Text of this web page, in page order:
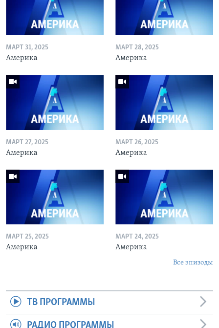
МАРТ 31, 2025
Америка
МАРТ 28, 2025
Америка
МАРТ 27, 2025
Америка
МАРТ 26, 2025
Америка
МАРТ 25, 2025
Америка
МАРТ 24, 2025
Америка
Все эпизоды
ТВ ПРОГРАММЫ
РАДИО ПРОГРАММЫ